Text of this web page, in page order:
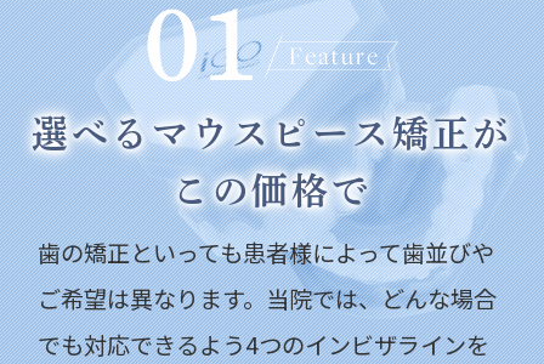
選べるマウスピース矯正が
この価格で
歯の矯正といっても患者様によって歯並びや
ご希望は異なります。当院では、どんな場合
でも対応できるよう4つのインビザラインを